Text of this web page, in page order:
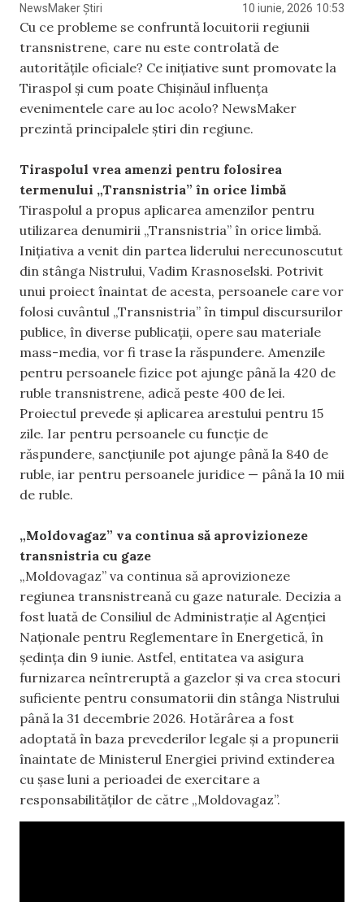
NewsMaker Știri 10 iunie, 2026 10:53
Cu ce probleme se confruntă locuitorii regiunii
transnistrene, care nu este controlată de
autoritățile oficiale? Ce inițiative sunt promovate la
Tiraspol și cum poate Chișinăul influența
evenimentele care au loc acolo? NewsMaker
prezintă principalele știri din regiune.
Tiraspolul vrea amenzi pentru folosirea
termenului „Transnistria” în orice limbă
Tiraspolul a propus aplicarea amenzilor pentru
utilizarea denumirii „Transnistria” în orice limbă.
Inițiativa a venit din partea liderului nerecunoscutut
din stânga Nistrului, Vadim Krasnoselski. Potrivit
unui proiect înaintat de acesta, persoanele care vor
folosi cuvântul „Transnistria” în timpul discursurilor
publice, în diverse publicații, opere sau materiale
mass-media, vor fi trase la răspundere. Amenzile
pentru persoanele fizice pot ajunge până la 420 de
ruble transnistrene, adică peste 400 de lei.
Proiectul prevede și aplicarea arestului pentru 15
zile. Iar pentru persoanele cu funcție de
răspundere, sancțiunile pot ajunge până la 840 de
ruble, iar pentru persoanele juridice — până la 10 mii
de ruble.
„Moldovagaz” va continua să aprovizioneze
transnistria cu gaze
„Moldovagaz” va continua să aprovizioneze
regiunea transnistreană cu gaze naturale. Decizia a
fost luată de Consiliul de Administrație al Agenției
Naționale pentru Reglementare în Energetică, în
ședința din 9 iunie. Astfel, entitatea va asigura
furnizarea neîntreruptă a gazelor și va crea stocuri
suficiente pentru consumatorii din stânga Nistrului
până la 31 decembrie 2026. Hotărârea a fost
adoptată în baza prevederilor legale și a propunerii
înaintate de Ministerul Energiei privind extinderea
cu șase luni a perioadei de exercitare a
responsabilităților de către „Moldovagaz”.